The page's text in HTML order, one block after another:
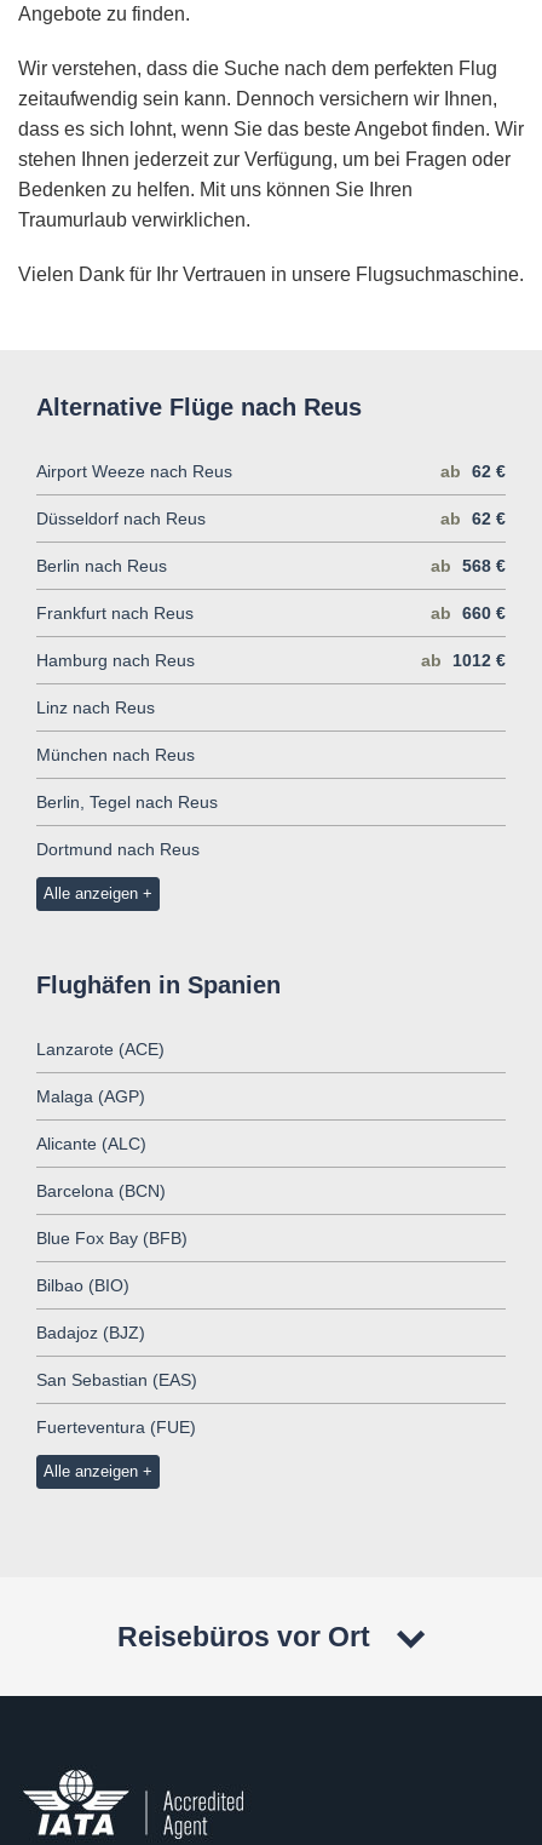
Angebote zu finden.
Wir verstehen, dass die Suche nach dem perfekten Flug
zeitaufwendig sein kann. Dennoch versichern wir Ihnen,
dass es sich lohnt, wenn Sie das beste Angebot finden. Wir
stehen Ihnen jederzeit zur Verfügung, um bei Fragen oder
Bedenken zu helfen. Mit uns können Sie Ihren
Traumurlaub verwirklichen.
Vielen Dank für Ihr Vertrauen in unsere Flugsuchmaschine.
Alternative Flüge nach Reus
Airport Weeze nach Reus ab 62 €
Düsseldorf nach Reus ab 62 €
Berlin nach Reus ab 568 €
Frankfurt nach Reus ab 660 €
Hamburg nach Reus ab 1012 €
Linz nach Reus
München nach Reus
Berlin, Tegel nach Reus
Dortmund nach Reus
Alle anzeigen
Flughäfen in Spanien
Lanzarote (ACE)
Malaga (AGP)
Alicante (ALC)
Barcelona (BCN)
Blue Fox Bay (BFB)
Bilbao (BIO)
Badajoz (BJZ)
San Sebastian (EAS)
Fuerteventura (FUE)
Alle anzeigen
Reisebüros vor Ort